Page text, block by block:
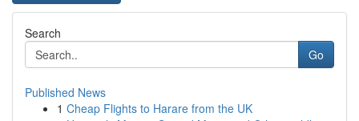
Search
Go
Published News
1 Cheap Flights to Harare from the UK